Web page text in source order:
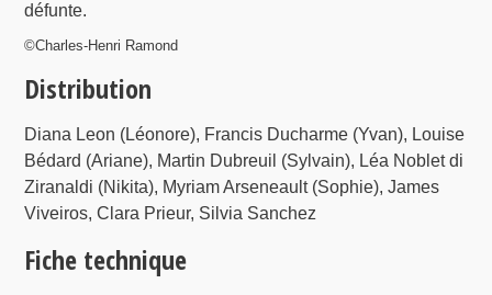
défunte.
©Charles-Henri Ramond
Distribution
Diana Leon (Léonore), Francis Ducharme (Yvan), Louise
Bédard (Ariane), Martin Dubreuil (Sylvain), Léa Noblet di
Ziranaldi (Nikita), Myriam Arseneault (Sophie), James
Viveiros, Clara Prieur, Silvia Sanchez
Fiche technique